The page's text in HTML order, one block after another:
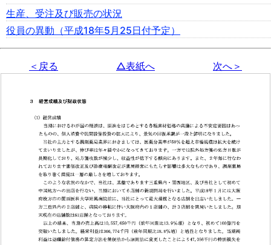
生産、受注及び販売の状況
役員の異動（平成18年5月25日付予定）
＜戻る △表紙へ 次へ＞